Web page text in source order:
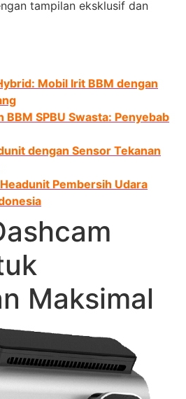
tampilan eksklusif dan
Mobil Irit BBM dengan
BBM SPBU Swasta: Penyebab
dengan Sensor Tekanan
Pembersih Udara
Maksimal